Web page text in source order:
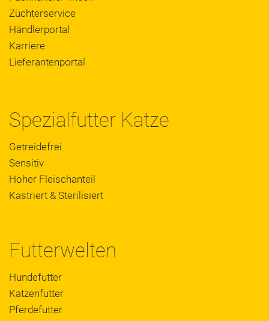
Züchterservice
Händlerportal
Karriere
Lieferantenportal
Spezialfutter Katze
Getreidefrei
Sensitiv
Hoher Fleischanteil
Kastriert & Sterilisiert
Futterwelten
Hundefutter
Katzenfutter
Pferdefutter